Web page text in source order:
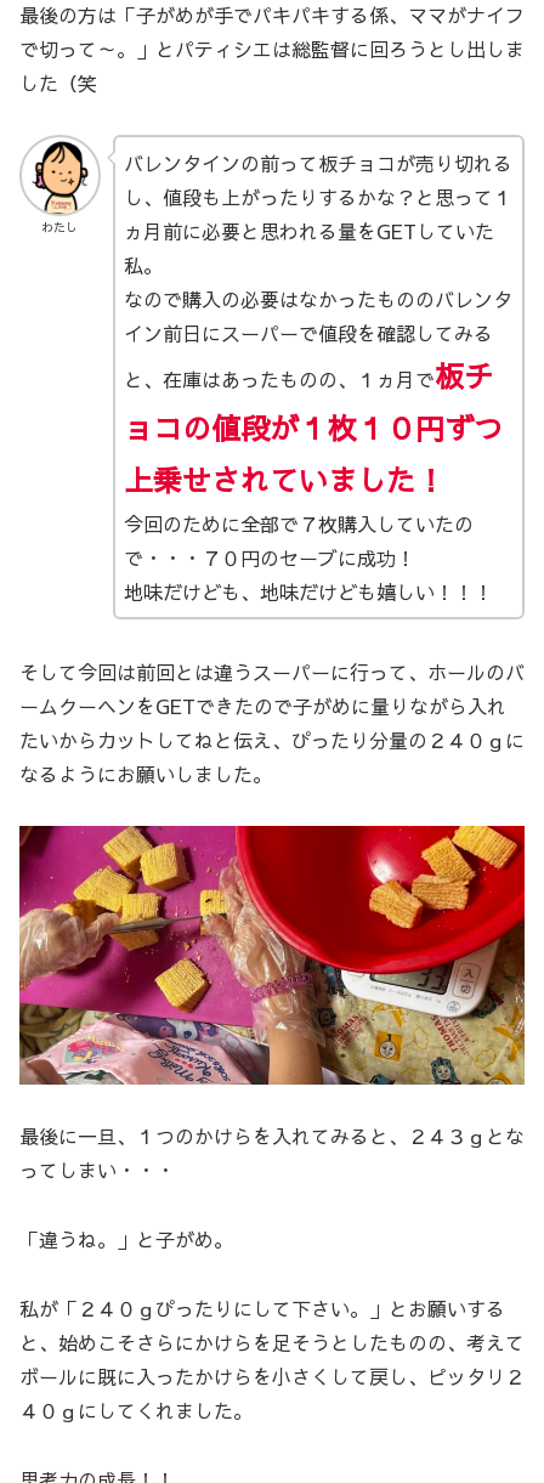
最後の方は「子がめが手でパキパキする係、ママがナイフ
で切って～。」とパティシエは総監督に回ろうとし出しま
した（笑
わたし
バレンタインの前って板チョコが売り切れる
し、値段も上がったりするかな？と思って１
ヵ月前に必要と思われる量をGETしていた
私。
なので購入の必要はなかったもののバレンタ
イン前日にスーパーで値段を確認してみる
と、在庫はあったものの、１ヵ月で板チ
ョコの値段が１枚１０円ずつ
上乗せされていました！
今回のために全部で７枚購入していたの
で・・・７０円のセーブに成功！
地味だけども、地味だけども嬉しい！！！
そして今回は前回とは違うスーパーに行って、ホールのバ
ームクーヘンをGETできたので子がめに量りながら入れ
たいからカットしてねと伝え、ぴったり分量の２４０ｇに
なるようにお願いしました。
最後に一旦、１つのかけらを入れてみると、２４３ｇとな
ってしまい・・・
「違うね。」と子がめ。
私が「２４０ｇぴったりにして下さい。」とお願いする
と、始めこそさらにかけらを足そうとしたものの、考えて
ボールに既に入ったかけらを小さくして戻し、ピッタリ２
４０ｇにしてくれました。